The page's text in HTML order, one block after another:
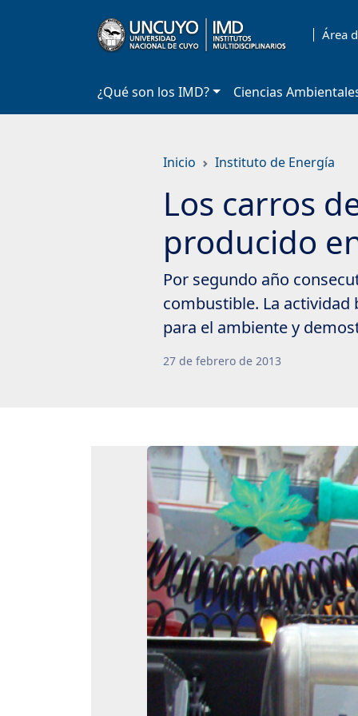
Área
¿Qué son los IMD? Ciencias
Inicio Instituto de Energía
Los carros
producido
Por segundo año
combustible. La actividad
para el ambiente y
27 de febrero de 2013